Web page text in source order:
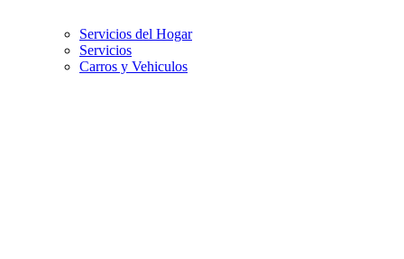
Servicios del Hogar
Servicios
Carros y Vehiculos